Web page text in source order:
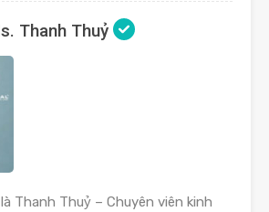
Thanh Thuỷ
Thanh Thuỷ – Chuyên viên kinh